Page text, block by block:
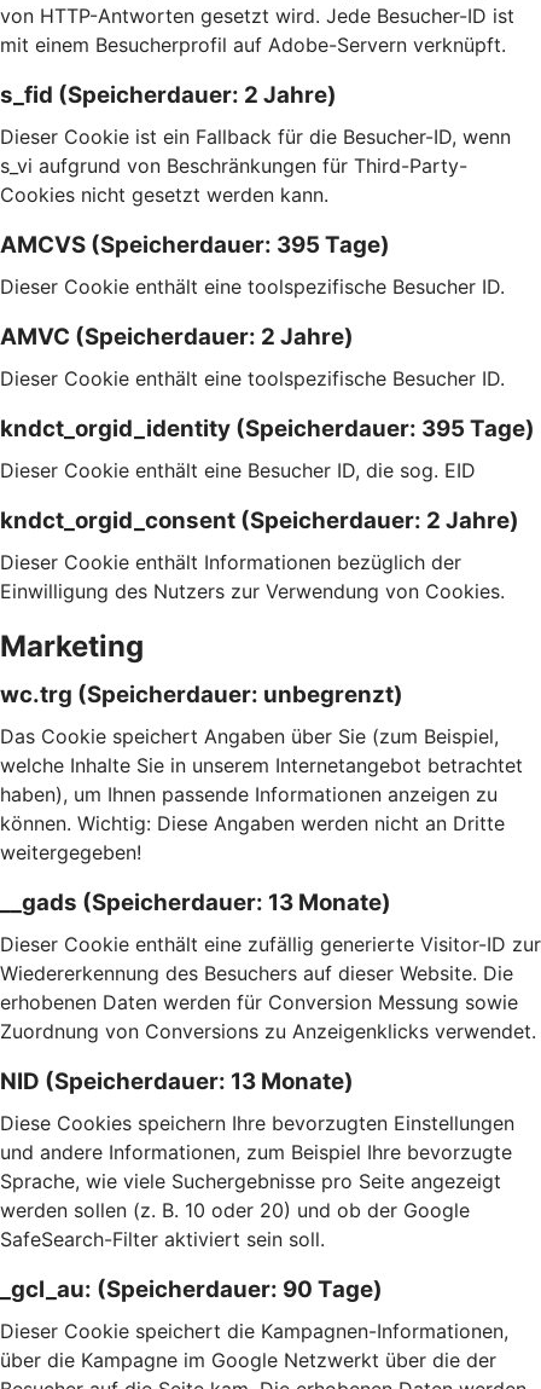
von HTTP-Antworten gesetzt wird. Jede Besucher-ID ist
mit einem Besucherprofil auf Adobe-Servern verknüpft.
s_fid (Speicherdauer: 2 Jahre)
Dieser Cookie ist ein Fallback für die Besucher-ID, wenn
s_vi aufgrund von Beschränkungen für Third-Party-
Cookies nicht gesetzt werden kann.
AMCVS (Speicherdauer: 395 Tage)
Dieser Cookie enthält eine toolspezifische Besucher ID.
AMVC (Speicherdauer: 2 Jahre)
Dieser Cookie enthält eine toolspezifische Besucher ID.
kndct_orgid_identity (Speicherdauer: 395 Tage)
Dieser Cookie enthält eine Besucher ID, die sog. EID
kndct_orgid_consent (Speicherdauer: 2 Jahre)
Dieser Cookie enthält Informationen bezüglich der
Einwilligung des Nutzers zur Verwendung von Cookies.
Marketing
wc.trg (Speicherdauer: unbegrenzt)
Das Cookie speichert Angaben über Sie (zum Beispiel,
welche Inhalte Sie in unserem Internetangebot betrachtet
haben), um Ihnen passende Informationen anzeigen zu
können. Wichtig: Diese Angaben werden nicht an Dritte
weitergegeben!
__gads (Speicherdauer: 13 Monate)
Dieser Cookie enthält eine zufällig generierte Visitor-ID zur
Wiedererkennung des Besuchers auf dieser Website. Die
erhobenen Daten werden für Conversion Messung sowie
Zuordnung von Conversions zu Anzeigenklicks verwendet.
NID (Speicherdauer: 13 Monate)
Diese Cookies speichern Ihre bevorzugten Einstellungen
und andere Informationen, zum Beispiel Ihre bevorzugte
Sprache, wie viele Suchergebnisse pro Seite angezeigt
werden sollen (z. B. 10 oder 20) und ob der Google
SafeSearch-Filter aktiviert sein soll.
_gcl_au: (Speicherdauer: 90 Tage)
Dieser Cookie speichert die Kampagnen-Informationen,
über die Kampagne im Google Netzwerkt über die der